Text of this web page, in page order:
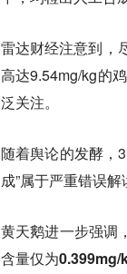
雷达财经注意到，
高达9.54mg/kg的
泛关注。
随着舆论的发酵，
成”属于严重错误解
黄天鹅进一步强调
含量仅为0.399mg/